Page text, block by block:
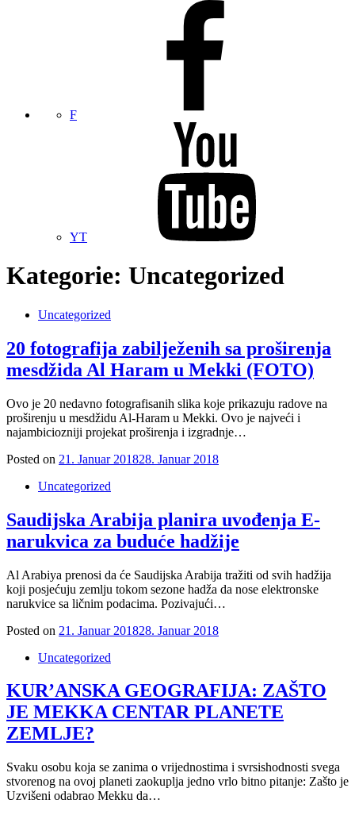
F
YT
Kategorie: Uncategorized
Uncategorized
20 fotografija zabilježenih sa proširenja
mesdžida Al Haram u Mekki (FOTO)
Ovo je 20 nedavno fotografisanih slika koje prikazuju radove na
proširenju u mesdžidu Al-Haram u Mekki. Ovo je najveći i
najambiciozniji projekat proširenja i izgradnje…
Posted on 21. Januar 201828. Januar 2018
Uncategorized
Saudijska Arabija planira uvođenja E-
narukvica za buduće hadžije
Al Arabiya prenosi da će Saudijska Arabija tražiti od svih hadžija
koji posjećuju zemlju tokom sezone hadža da nose elektronske
narukvice sa ličnim podacima. Pozivajući…
Posted on 21. Januar 201828. Januar 2018
Uncategorized
KUR’ANSKA GEOGRAFIJA: ZAŠTO
JE MEKKA CENTAR PLANETE
ZEMLJE?
Svaku osobu koja se zanima o vrijednostima i svrsishodnosti svega
stvorenog na ovoj planeti zaokuplja jedno vrlo bitno pitanje: Zašto je
Uzvišeni odabrao Mekku da…